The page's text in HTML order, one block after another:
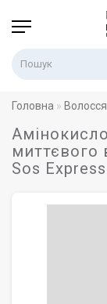
Головна Волосся
миттєвого
Sos